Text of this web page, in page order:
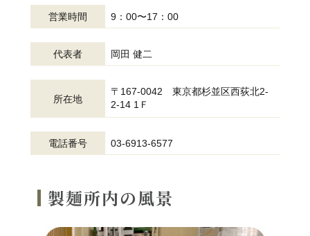
営業時間 9：00〜17：00
代表者 岡田 健二
所在地
〒167-0042 東京都杉並区西荻北2-
2-14 1Ｆ
電話番号 03-6913-6577
製麺所内の風景